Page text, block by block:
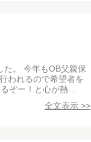
た。 今年もOB父親保
われるので希望者を
ぞー！と心が熱…
全文表示 >>